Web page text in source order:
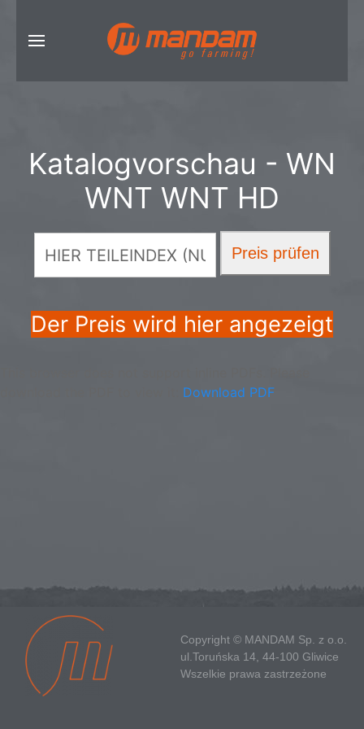
Katalogvorschau - WN
WNT WNT HD
Der Preis wird hier angezeigt
Download PDF
Copyright © MANDAM Sp. z o.o.
ul.Toruńska 14, 44-100 Gliwice
Wszelkie prawa zastrzeżone